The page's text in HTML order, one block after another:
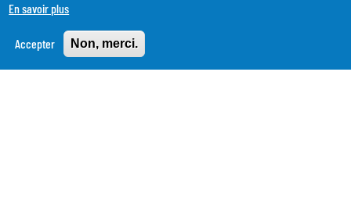
ODD
En savoir plus
Accepter Non, merci.